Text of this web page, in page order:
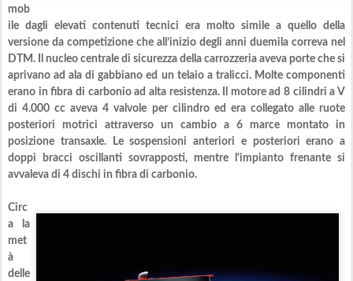
mob
ile dagli elevati contenuti tecnici era molto simile a quello della
versione da competizione che all’inizio degli anni duemila correva nel
DTM. Il nucleo centrale di sicurezza della carrozzeria aveva porte che si
aprivano ad ala di gabbiano ed un telaio a tralicci. Molte componenti
erano in fibra di carbonio ad alta resistenza. Il motore ad 8 cilindri a V
di 4.000 cc aveva 4 valvole per cilindro ed era collegato alle ruote
posteriori motrici attraverso un cambio a 6 marce montato in
posizione transaxle. Le sospensioni anteriori e posteriori erano a
doppi bracci oscillanti sovrapposti, mentre l'impianto frenante si
avvaleva di 4 dischi in fibra di carbonio.
Circ
a la
met
à
delle